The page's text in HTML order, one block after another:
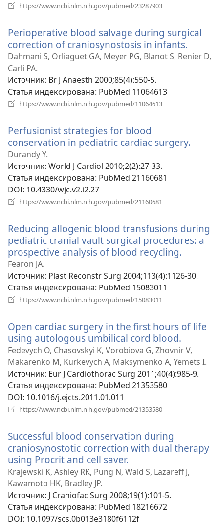
https://www.ncbi.nlm.nih.gov/pubmed/23287903
окне)
Perioperative blood salvage during surgical
correction of craniosynostosis in infants.
в
Dahmani S, Orliaguet GA, Meyer PG, Blanot S, Renier D,
Carli PA.
Источник‎: Br J Anaesth 2000;85(4):550-5.
Статья индексирована‎: PubMed 11064613
https://www.ncbi.nlm.nih.gov/pubmed/11064613
Perfusionist strategies for blood
conservation in pediatric cardiac surgery.
Durandy Y.
Источник‎: World J Cardiol 2010;2(2):27-33.
Статья индексирована‎: PubMed 21160681
DOI‎: 10.4330/wjc.v2.i2.27
https://www.ncbi.nlm.nih.gov/pubmed/21160681
окне)
Reducing allogenic blood transfusions during
pediatric cranial vault surgical procedures: a
prospective analysis of blood recycling.
новом
Fearon JA.
Источник‎: Plast Reconstr Surg 2004;113(4):1126-30.
Статья индексирована‎: PubMed 15083011
https://www.ncbi.nlm.nih.gov/pubmed/15083011
окне)
Open cardiac surgery in the first hours of life
using autologous umbilical cord blood.
в
новом
окне)
Fedevych O, Chasovskyi K, Vorobiova G, Zhovnir V,
Makarenko M, Kurkevych A, Maksymenko A, Yemets I.
Источник‎: Eur J Cardiothorac Surg 2011;40(4):985-9.
Статья индексирована‎: PubMed 21353580
DOI‎: 10.1016/j.ejcts.2011.01.011
https://www.ncbi.nlm.nih.gov/pubmed/21353580
окне)
Successful blood conservation during
craniosynostotic correction with dual therapy
using Procrit and cell saver.
в
окне)
Krajewski K, Ashley RK, Pung N, Wald S, Lazareff J,
Kawamoto HK, Bradley JP.
Источник‎: J Craniofac Surg 2008;19(1):101-5.
Статья индексирована‎: PubMed 18216672
DOI‎: 10.1097/scs.0b013e3180f6112f